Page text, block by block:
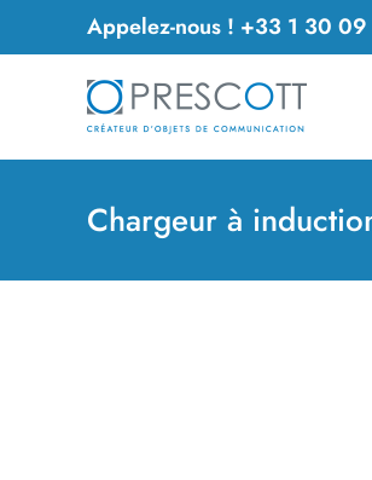
au
Appelez-nous ! +33 1 30
Chargeur à